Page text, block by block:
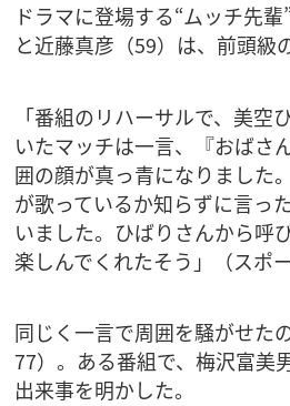
ドラマに登場する“ムッチ先
と近藤真彦（59）は、前頭級
「番組のリハーサルで、美空
いたマッチは一言、『おばさ
囲の顔が真っ青になりました
が歌っているか知らずに言っ
いました。ひばりさんから呼
楽しんでくれたそう」（スポ
同じく一言で周囲を騒がせた
77）。ある番組で、梅沢富美
出来事を明かした。